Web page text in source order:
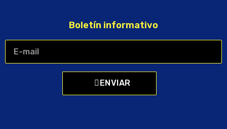
Boletín informativo
ENVIAR